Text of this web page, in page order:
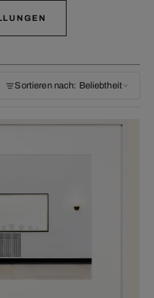
Sortieren nach: Beliebtheit